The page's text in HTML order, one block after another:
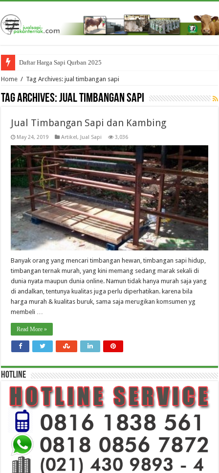
Daftar Harga Sapi Qurban 2025
Home / Tag Archives: jual timbangan sapi
Tag Archives:jual timbangan sapi
Jual Timbangan Sapi dan Kambing
May 24, 2019 Artikel, Jual Sapi 3,036
Banyak orang yang mencari timbangan hewan, timbangan sapi hidup,
timbangan ternak murah, yang kini memang sedang marak sekali di
dunia nyata maupun dunia online. Namun tidak hanya murah saja yang
di andalkan, tentunya kualitas juga perlu diperhatikan. karena bila
harga murah & kualitas buruk, sama saja merugikan komsumen yg
membeli …
Read More »
HOTLINE